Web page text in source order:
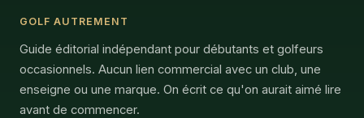
GOLF AUTREMENT
Guide éditorial indépendant pour débutants et golfeurs
occasionnels. Aucun lien commercial avec un club, une
enseigne ou une marque. On écrit ce qu'on aurait aimé lire
avant de commencer.